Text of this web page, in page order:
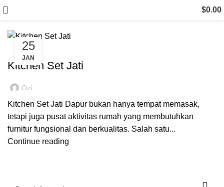
$0.00
25
JAN
KITCHEN SET JATI
Kitchen Set Jati
Ozi
Kitchen Set Jati Dapur bukan hanya tempat memasak,
tetapi juga pusat aktivitas rumah yang membutuhkan
furnitur fungsional dan berkualitas. Salah satu...
Continue reading